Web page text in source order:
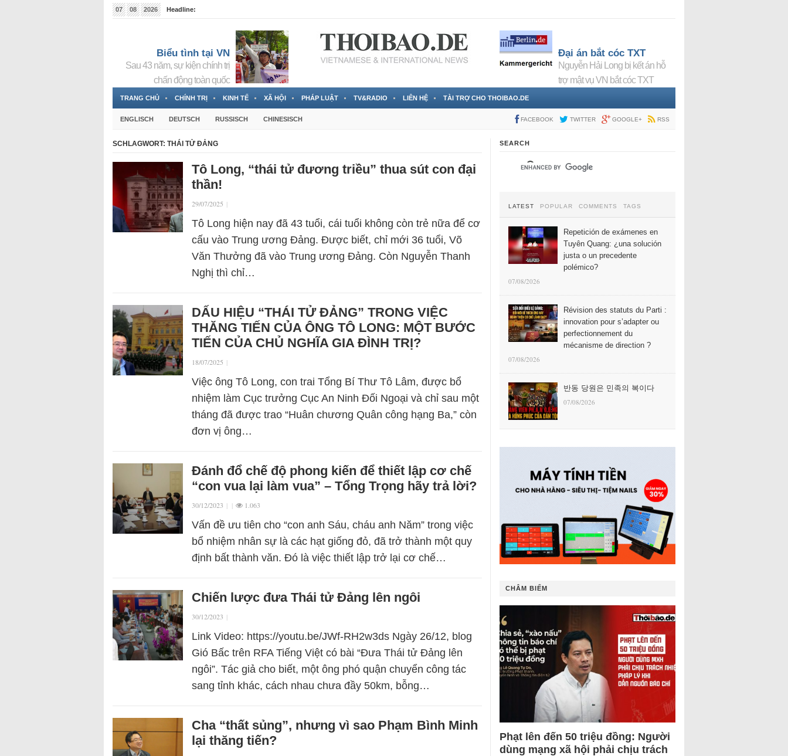
07 08 2026
Headline:
Biểu tình tại VN
Sau 43 năm, sự kiện chính trị
chấn động toàn quốc
Đại án bắt cóc TXT
Nguyễn Hải Long bị kết án hỗ
trợ mật vụ VN bắt cóc TXT
TRANG CHỦ CHÍNH TRỊ KINH TẾ XÃ HỘI PHÁP LUẬT TV&RADIO LIÊN HỆ TÀI TRỢ CHO THOIBAO.DE
ENGLISCH DEUTSCH RUSSISCH CHINESISCH FACEBOOK TWITTER GOOGLE+ RSS
SCHLAGWORT: THÁI TỬ ĐẢNG
Tô Long, “thái tử đương triều” thua sút con đại
thần!
29/07/2025 |
Tô Long hiện nay đã 43 tuổi, cái tuổi không còn trẻ nữa để cơ
cấu vào Trung ương Đảng. Được biết, chỉ mới 36 tuổi, Võ
Văn Thưởng đã vào Trung ương Đảng. Còn Nguyễn Thanh
Nghị thì chỉ…
DẤU HIỆU “THÁI TỬ ĐẢNG” TRONG VIỆC
THĂNG TIẾN CỦA ÔNG TÔ LONG: MỘT BƯỚC
TIẾN CỦA CHỦ NGHĨA GIA ĐÌNH TRỊ?
18/07/2025 |
Việc ông Tô Long, con trai Tổng Bí Thư Tô Lâm, được bổ
nhiệm làm Cục trưởng Cục An Ninh Đối Ngoại và chỉ sau một
tháng đã được trao “Huân chương Quân công hạng Ba,” còn
đơn vị ông…
Đánh đổ chế độ phong kiến để thiết lập cơ chế
“con vua lại làm vua” – Tổng Trọng hãy trả lời?
30/12/2023 | | 1.063
Vấn đề ưu tiên cho “con anh Sáu, cháu anh Năm” trong việc
bổ nhiệm nhân sự là các hạt giống đỏ, đã trở thành một quy
định bất thành văn. Đó là việc thiết lập trở lại cơ chế…
Chiến lược đưa Thái tử Đảng lên ngôi
30/12/2023 |
Link Video: https://youtu.be/JWf-RH2w3ds Ngày 26/12, blog
Gió Bấc trên RFA Tiếng Việt có bài “Đưa Thái tử Đảng lên
ngôi”. Tác giả cho biết, một ông phó quận chuyển công tác
sang tỉnh khác, cách nhau chưa đầy 50km, bỗng…
Cha “thất sủng”, nhưng vì sao Phạm Bình Minh
lại thăng tiến?
SEARCH
LATEST POPULAR COMMENTS TAGS
Repetición de exámenes en
Tuyên Quang: ¿una solución
justa o un precedente
polémico?
07/08/2026
Révision des statuts du Parti :
innovation pour s’adapter ou
perfectionnement du
mécanisme de direction ?
07/08/2026
반동 당원은 민족의 복이다
07/08/2026
CHÂM BIẾM
Phạt lên đến 50 triệu đồng: Người
dùng mạng xã hội phải chịu trách